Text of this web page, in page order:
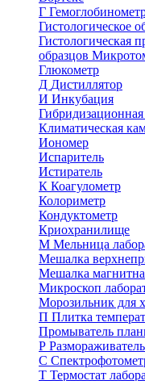
Г
Гистологическое
Гистологическая
образцов
Глюкометр
Д Дистиллятор
И Инкубация
Гибридизационная
Климатическая
Иономер
Испаритель
Истиратель
К Коагулометр
Колориметр
Кондуктометр
Криохранилище
М Мельница
Мешалка
Мешалка
Микроскоп
Морозильник для
П Плитка
Промыватель
Р
С
Т Термостат